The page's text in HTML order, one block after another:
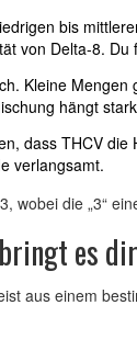
bis
von Delta-8. Du
Kleine
hängt
dass THCV
verlangsamt.
wobei die „3“
es
aus einem